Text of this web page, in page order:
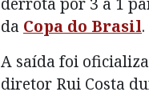
da Copa do Brasil.
A saída foi
diretor Rui Costa